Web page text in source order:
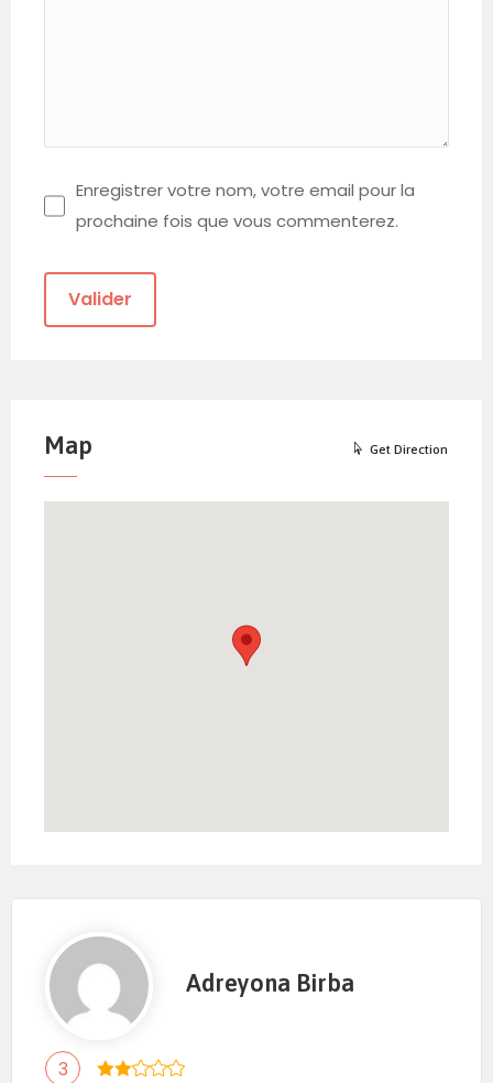
Enregistrer votre nom, votre email pour la
prochaine fois que vous commenterez.
Map Get Direction
Adreyona Birba
3